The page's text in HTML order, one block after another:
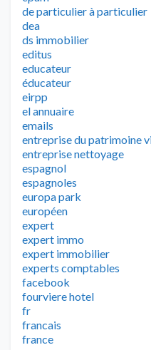
de particulier à particulier
dea
ds immobilier
editus
educateur
éducateur
eirpp
el annuaire
emails
entreprise du patrimoine
entreprise nettoyage
espagnol
espagnoles
europa park
européen
expert
expert immo
expert immobilier
experts comptables
facebook
fourviere hotel
fr
francais
france